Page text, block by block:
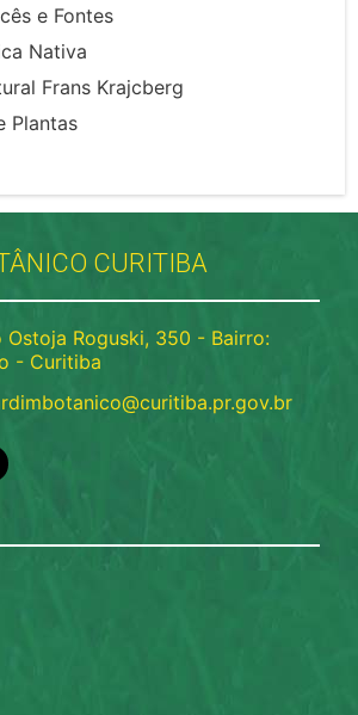
e Fontes
Nativa
Frans Krajcberg
Plantas
CURITIBA
Ostoja Roguski, 350 - Bairro:
- Curitiba